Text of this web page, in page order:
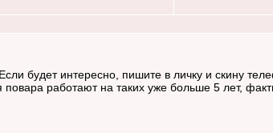
будет интересно, пишите в личку и скину
работают на таких уже больше 5 лет,